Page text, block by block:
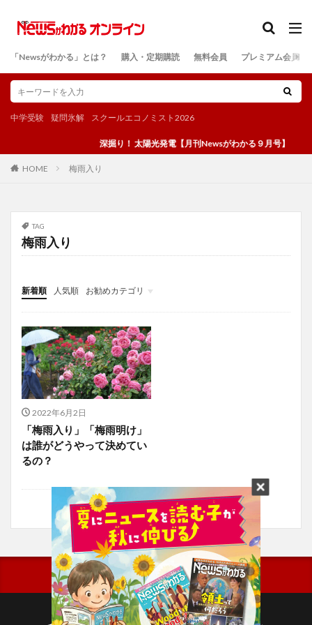
「Newsがわかる」とは？ 購入・定期購読 無料会員 プレミアム会員
中学受験 疑問氷解 スクールエコノミスト2026
深掘り！ 太陽光発電【月刊Newsがわかる９月号】
HOME 梅雨入り
TAG
梅雨入り
新着順 人気順
お勧めカテゴリ
投稿
学び
マンガ
電子書籍
2022年6月2日
「梅雨入り」「梅雨明け」
は誰がどうやって決めてい
るの？
検索